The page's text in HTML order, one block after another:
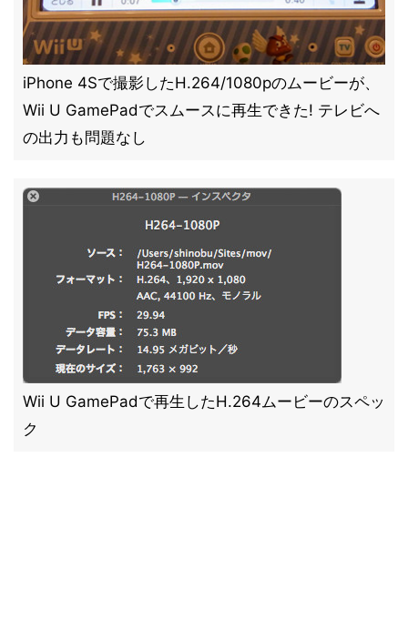
iPhone 4Sで撮影したH.264/1080pのムービーが、
Wii U GamePadでスムースに再生できた! テレビへ
の出力も問題なし
Wii U GamePadで再生したH.264ムービーのスペッ
ク